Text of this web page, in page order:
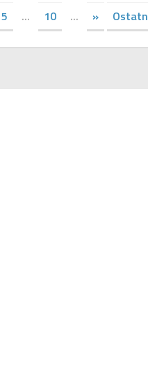
5 ... 10 ... »